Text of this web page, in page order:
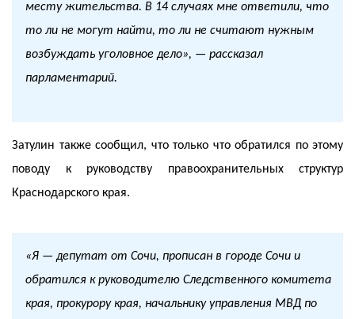
месту жительства. В 14 случаях мне ответили, что
то ли не могут найти, то ли не считают нужным
возбуждать уголовное дело», — рассказал
парламентарий.
Затулин также сообщил, что только что обратился по этому
поводу к руководству правоохранительных структур
Краснодарского края.
«Я — депутат от Сочи, прописан в городе Сочи и
обратился к руководителю Следственного комитета
края, прокурору края, начальнику управления МВД по